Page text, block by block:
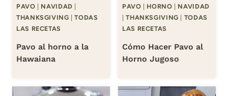
PAVO
NAVIDAD
THANKSGIVING |TODAS
LAS RECETAS
Pavo al horno a la
Hawaiana
PAVO
HORNO
NAVIDAD
|THANKSGIVING
TODAS
LAS RECETAS
Cómo Hacer Pavo al
Horno Jugoso